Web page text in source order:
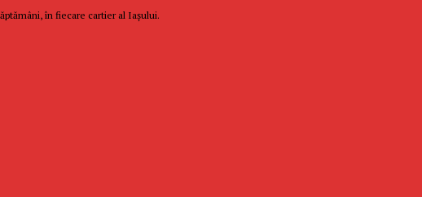
în fiecare cartier al Iaşului.